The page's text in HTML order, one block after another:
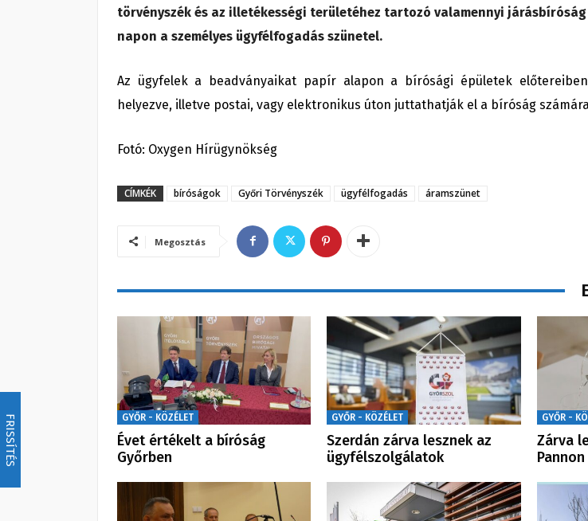
FRISSÍTÉS
törvényszék és az illetékességi területéhez tartozó valamennyi
napon a személyes ügyfélfogadás szünetel.
Az ügyfelek a beadványaikat papír alapon a bírósági épületek
helyezve, illetve postai, vagy elektronikus úton juttathatják el a bíróság
Fotó: Oxygen Hírügynökség
CÍMKÉK bíróságok Győri Törvényszék ügyfélfogadás áramszünet
Megosztás
GYŐR - KÖZÉLET
Évet értékelt a bíróság
Győrben
GYŐR - KÖZÉLET
Szerdán zárva lesznek az
ügyfélszolgálatok
GYŐR -
Zárva
Pannon